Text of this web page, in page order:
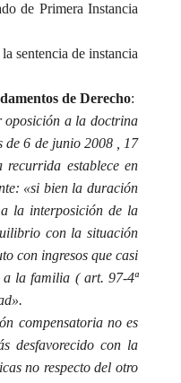
de Primera Instancia
sentencia de instancia
de Derecho:
oposición a la doctrina
de 6 de junio 2008 , 17
establece en
«si bien la duración
la interposición de la
con la situación
con ingresos que casi
la familia ( art. 97-4ª
compensatoria no es
desfavorecido con la
no respecto del otro